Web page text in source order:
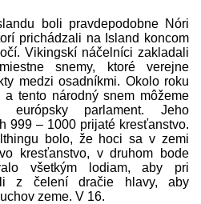
boli pravdepodobne Nóri
prichádzali na Island koncom
Vikingskí náčelníci zakladali
snemy, ktoré verejne
medzi osadníkmi. Okolo roku
tento národný snem môžeme
parlament. Jeho
999 – 1000 prijaté kresťanstvo.
bolo, že hoci sa v zemi
kresťanstvo, v druhom bode
všetkým lodiam, aby pri
z čelení dračie hlavy, aby
zeme. V 16.